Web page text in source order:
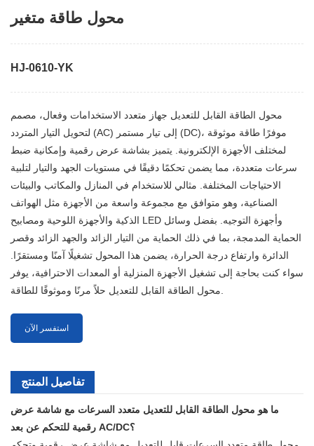
محول طاقة متغير
HJ-0610-YK
محول الطاقة القابل للتعديل جهاز متعدد الاستخدامات وفعال، مصمم
لتحويل التيار المتردد (AC) إلى تيار مستمر (DC)، موفرًا طاقة موثوقة
لمختلف الأجهزة الإلكترونية. يتميز بشاشة عرض رقمية وإمكانية ضبط
سرعات متعددة، مما يضمن تحكمًا دقيقًا في مستويات الجهد والتيار لتلبية
الاحتياجات المختلفة. مثالي للاستخدام في المنازل والمكاتب والبيئات
الصناعية، وهو متوافق مع مجموعة واسعة من الأجهزة مثل الهواتف
الذكية والأجهزة اللوحية ومصابيح LED وأجهزة التوجيه. بفضل وسائل
الحماية المدمجة، بما في ذلك الحماية من التيار الزائد والجهد الزائد وقصر
الدائرة وارتفاع درجة الحرارة، يضمن هذا المحول تشغيلًا آمنًا ومستقرًا.
سواء كنت بحاجة إلى تشغيل الأجهزة المنزلية أو المعدات الاحترافية، يوفر
استفسر الآن
تفاصيل المنتج
ما هو محول الطاقة القابل للتعديل متعدد السرعات مع شاشة عرض
رقمية للتحكم عن بعد AC/DC؟